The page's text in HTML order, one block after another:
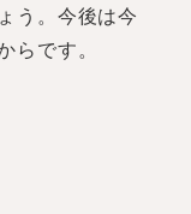
う。今後は今
らです。